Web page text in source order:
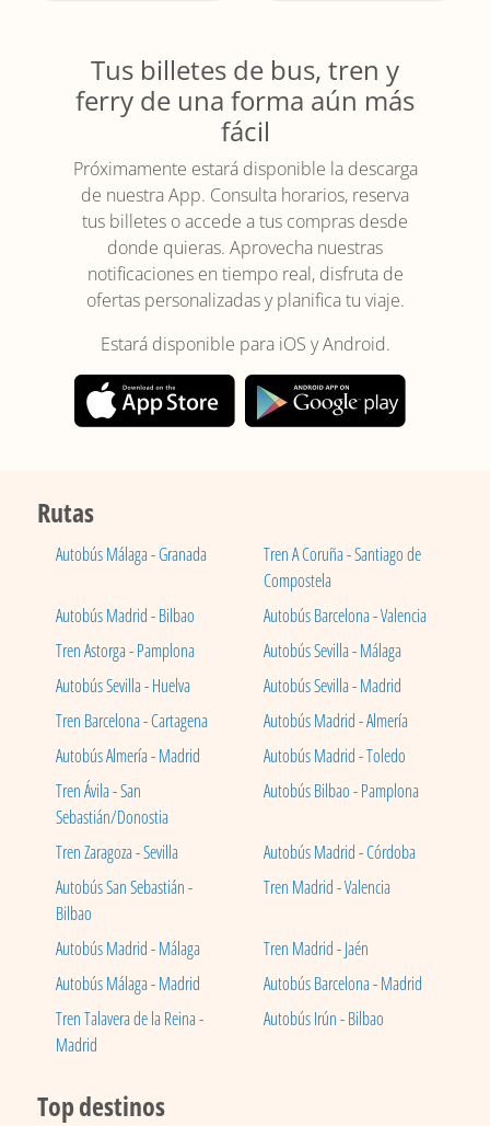
Tus billetes de bus, tren y
ferry de una forma aún más
fácil
Próximamente estará disponible la descarga
de nuestra App. Consulta horarios, reserva
tus billetes o accede a tus compras desde
donde quieras. Aprovecha nuestras
notificaciones en tiempo real, disfruta de
ofertas personalizadas y planifica tu viaje.
Estará disponible para iOS y Android.
Rutas
Autobús Málaga - Granada
Tren A Coruña - Santiago de
Compostela
Autobús Madrid - Bilbao
Autobús Barcelona - Valencia
Tren Astorga - Pamplona
Autobús Sevilla - Málaga
Autobús Sevilla - Huelva
Autobús Sevilla - Madrid
Tren Barcelona - Cartagena
Autobús Madrid - Almería
Autobús Almería - Madrid
Autobús Madrid - Toledo
Tren Ávila - San
Sebastián/Donostia
Autobús Bilbao - Pamplona
Tren Zaragoza - Sevilla
Autobús Madrid - Córdoba
Autobús San Sebastián -
Bilbao
Tren Madrid - Valencia
Autobús Madrid - Málaga
Tren Madrid - Jaén
Autobús Málaga - Madrid
Autobús Barcelona - Madrid
Tren Talavera de la Reina -
Madrid
Autobús Irún - Bilbao
Top destinos